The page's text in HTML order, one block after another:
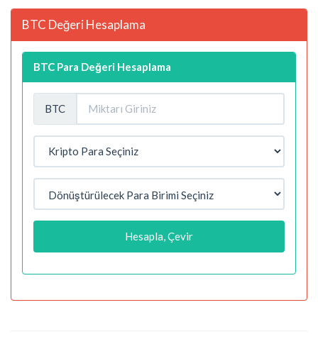
BTC Değeri Hesaplama
BTC Para Değeri Hesaplama
BTC
Hesapla, Çevir